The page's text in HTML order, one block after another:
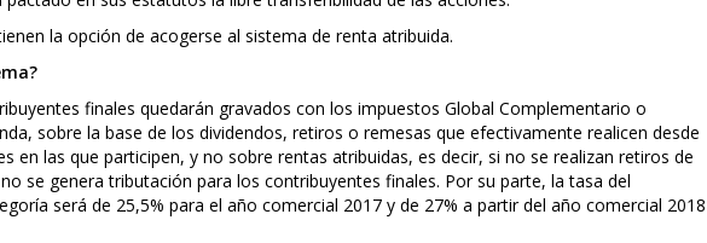
la opción de acogerse al sistema de renta atribuida.
finales quedarán gravados con los impuestos Global Complementario o
sobre la base de los dividendos, retiros o remesas que efectivamente realicen desde
en las que participen, y no sobre rentas atribuidas, es decir, si no se realizan retiros de
se genera tributación para los contribuyentes finales. Por su parte, la tasa del
será de 25,5% para el año comercial 2017 y de 27% a partir del año comercial 2018